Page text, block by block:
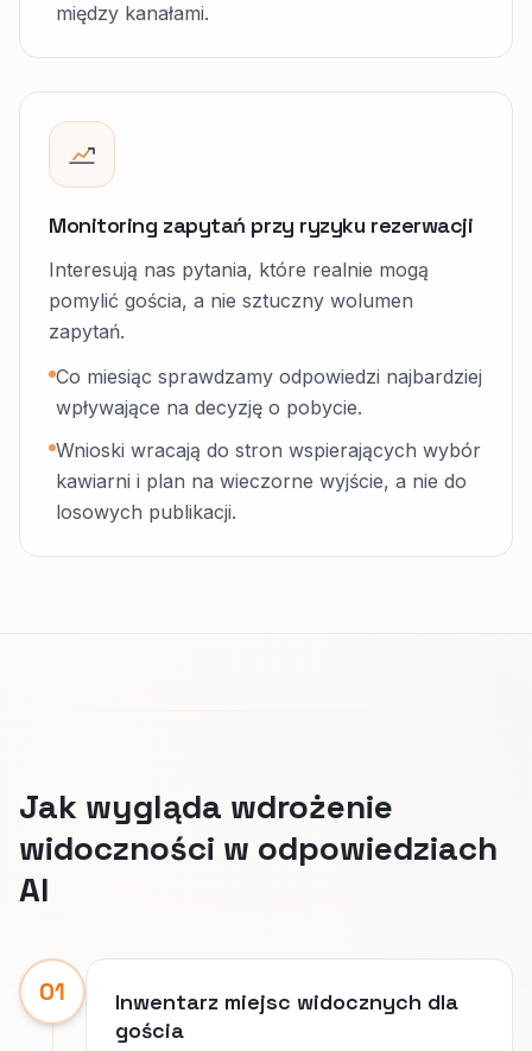
między kanałami.
Monitoring zapytań przy ryzyku rezerwacji
Interesują nas pytania, które realnie mogą
pomylić gościa, a nie sztuczny wolumen
zapytań.
Co miesiąc sprawdzamy odpowiedzi najbardziej
wpływające na decyzję o pobycie.
Wnioski wracają do stron wspierających wybór
kawiarni i plan na wieczorne wyjście, a nie do
losowych publikacji.
Jak wygląda wdrożenie
widoczności w odpowiedziach
AI
01
Inwentarz miejsc widocznych dla
gościa